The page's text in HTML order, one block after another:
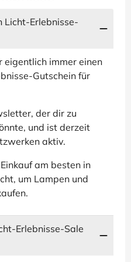
Licht-Erlebnisse-
eigentlich immer einen
Gutschein für
der dir zu
und ist derzeit
aktiv.
am besten in
um Lampen und
Erlebnisse-Sale